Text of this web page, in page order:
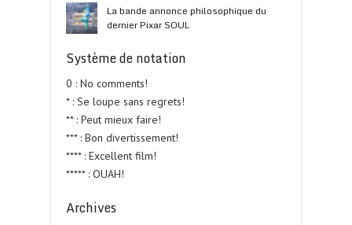
La bande annonce philosophique du
dernier Pixar SOUL
Système de notation
0 : No comments!
* : Se loupe sans regrets!
** : Peut mieux faire!
*** : Bon divertissement!
**** : Excellent film!
***** : OUAH!
Archives